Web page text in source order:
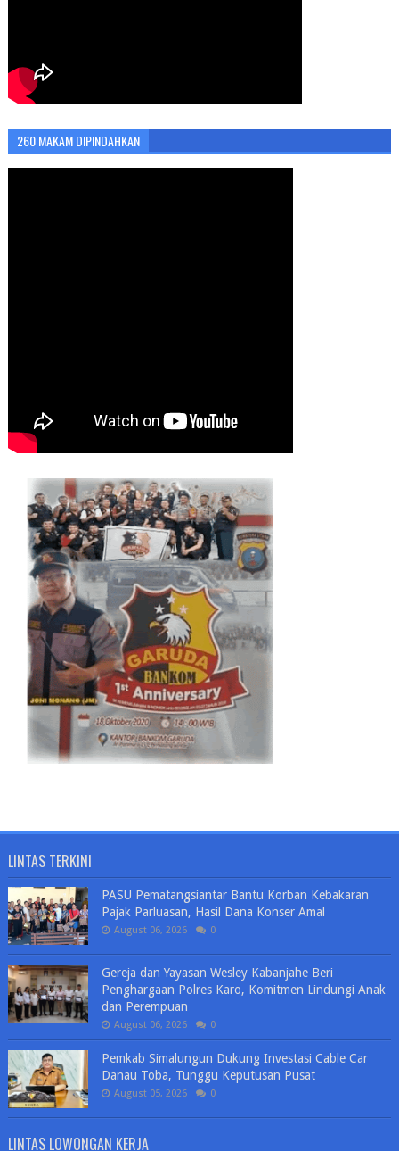
260 MAKAM DIPINDAHKAN
LINTAS TERKINI
PASU Pematangsiantar Bantu Korban Kebakaran
Pajak Parluasan, Hasil Dana Konser Amal
August 06, 2026 0
Gereja dan Yayasan Wesley Kabanjahe Beri
Penghargaan Polres Karo, Komitmen Lindungi Anak
dan Perempuan
August 06, 2026 0
Pemkab Simalungun Dukung Investasi Cable Car
Danau Toba, Tunggu Keputusan Pusat
August 05, 2026 0
LINTAS LOWONGAN KERJA